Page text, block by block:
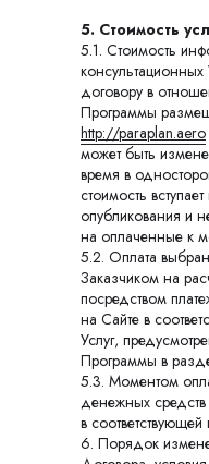
5. Стоимость
5.1. Стоимость
договору в
Программы
http://paraplan.aero
может быть
время в
стоимость
опубликования и
на оплаченные к
5.2. Оплата
Заказчиком на
посредством
на Сайте в
Услуг,
Программы в
5.3. Моментом
денежных средств
в
6. Порядок